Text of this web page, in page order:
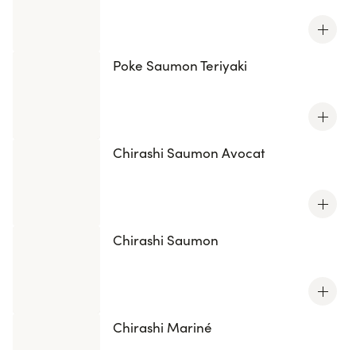
Poke Saumon Teriyaki
Chirashi Saumon Avocat
Chirashi Saumon
Chirashi Mariné